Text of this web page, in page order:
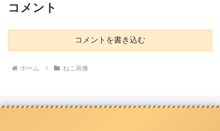
コメント
コメントを書き込む
ホーム ねこ画像